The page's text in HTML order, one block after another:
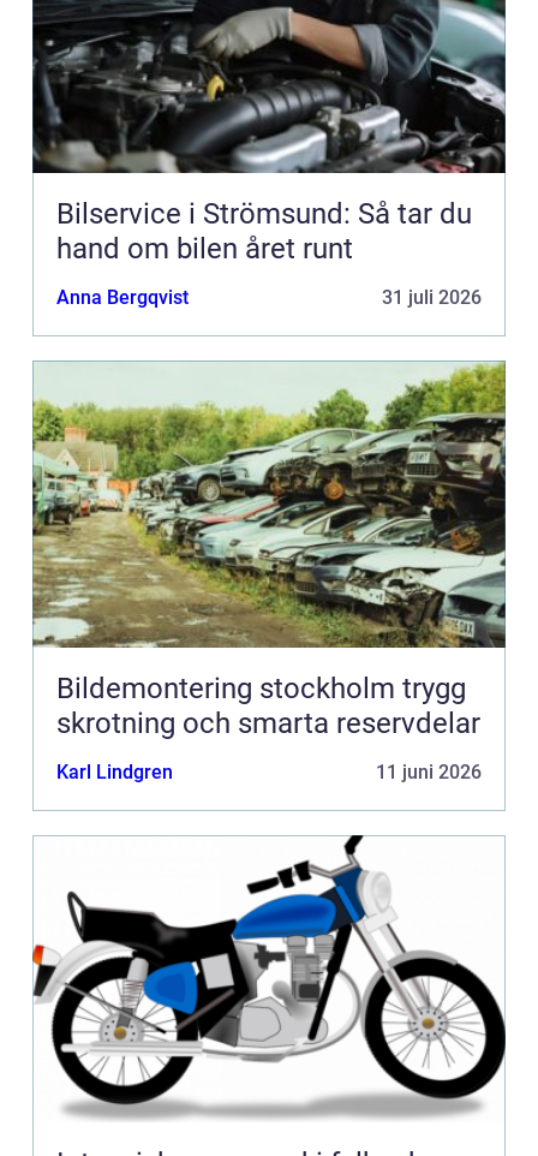
Bilservice i Strömsund: Så tar du
hand om bilen året runt
Anna Bergqvist 31 juli 2026
Bildemontering stockholm trygg
skrotning och smarta reservdelar
Karl Lindgren 11 juni 2026